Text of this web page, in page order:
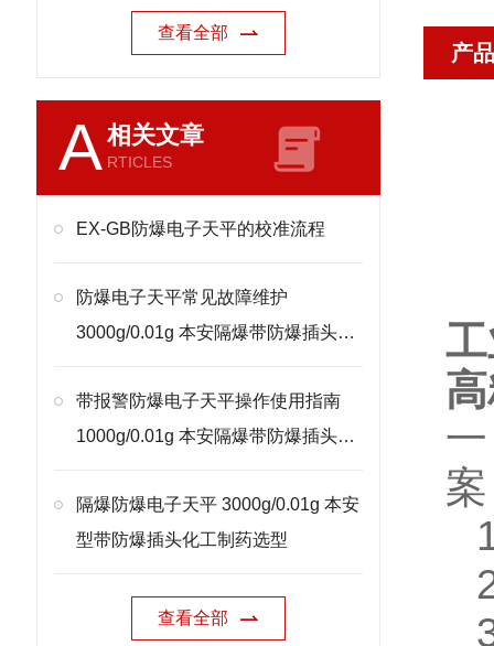
查看全部
A相关文章
RTICLES
EX-GB防爆电子天平的校准流程
防爆电子天平常见故障维护
3000g/0.01g 本安隔爆带防爆插头处
带报警防爆电子天平操作使用指南
1000g/0.01g 本安隔爆带防爆插头校
隔爆防爆电子天平 3000g/0.01g 本安
型带防爆插头化工制药选型
查看全部
产